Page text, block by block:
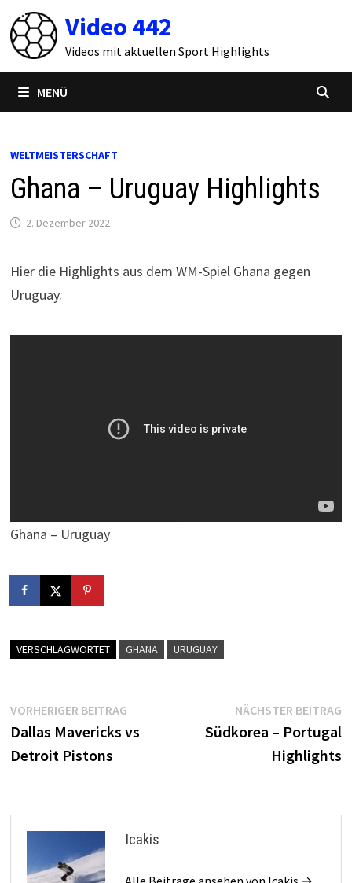
Zum
Inhalt
springen
Video 442
Videos mit aktuellen Sport Highlights
MENÜ
WELTMEISTERSCHAFT
Ghana – Uruguay Highlights
2. Dezember 2022
Hier die Highlights aus dem WM-Spiel Ghana gegen
Uruguay.
Ghana – Uruguay
VERSCHLAGWORTET GHANA URUGUAY
Beitragsnavigation
VORHERIGER BEITRAGVorheriger
Beitrag:
Dallas Mavericks vs
Detroit Pistons
NÄCHSTER BEITRAG
Südkorea – Portugal
Highlights
Icakis